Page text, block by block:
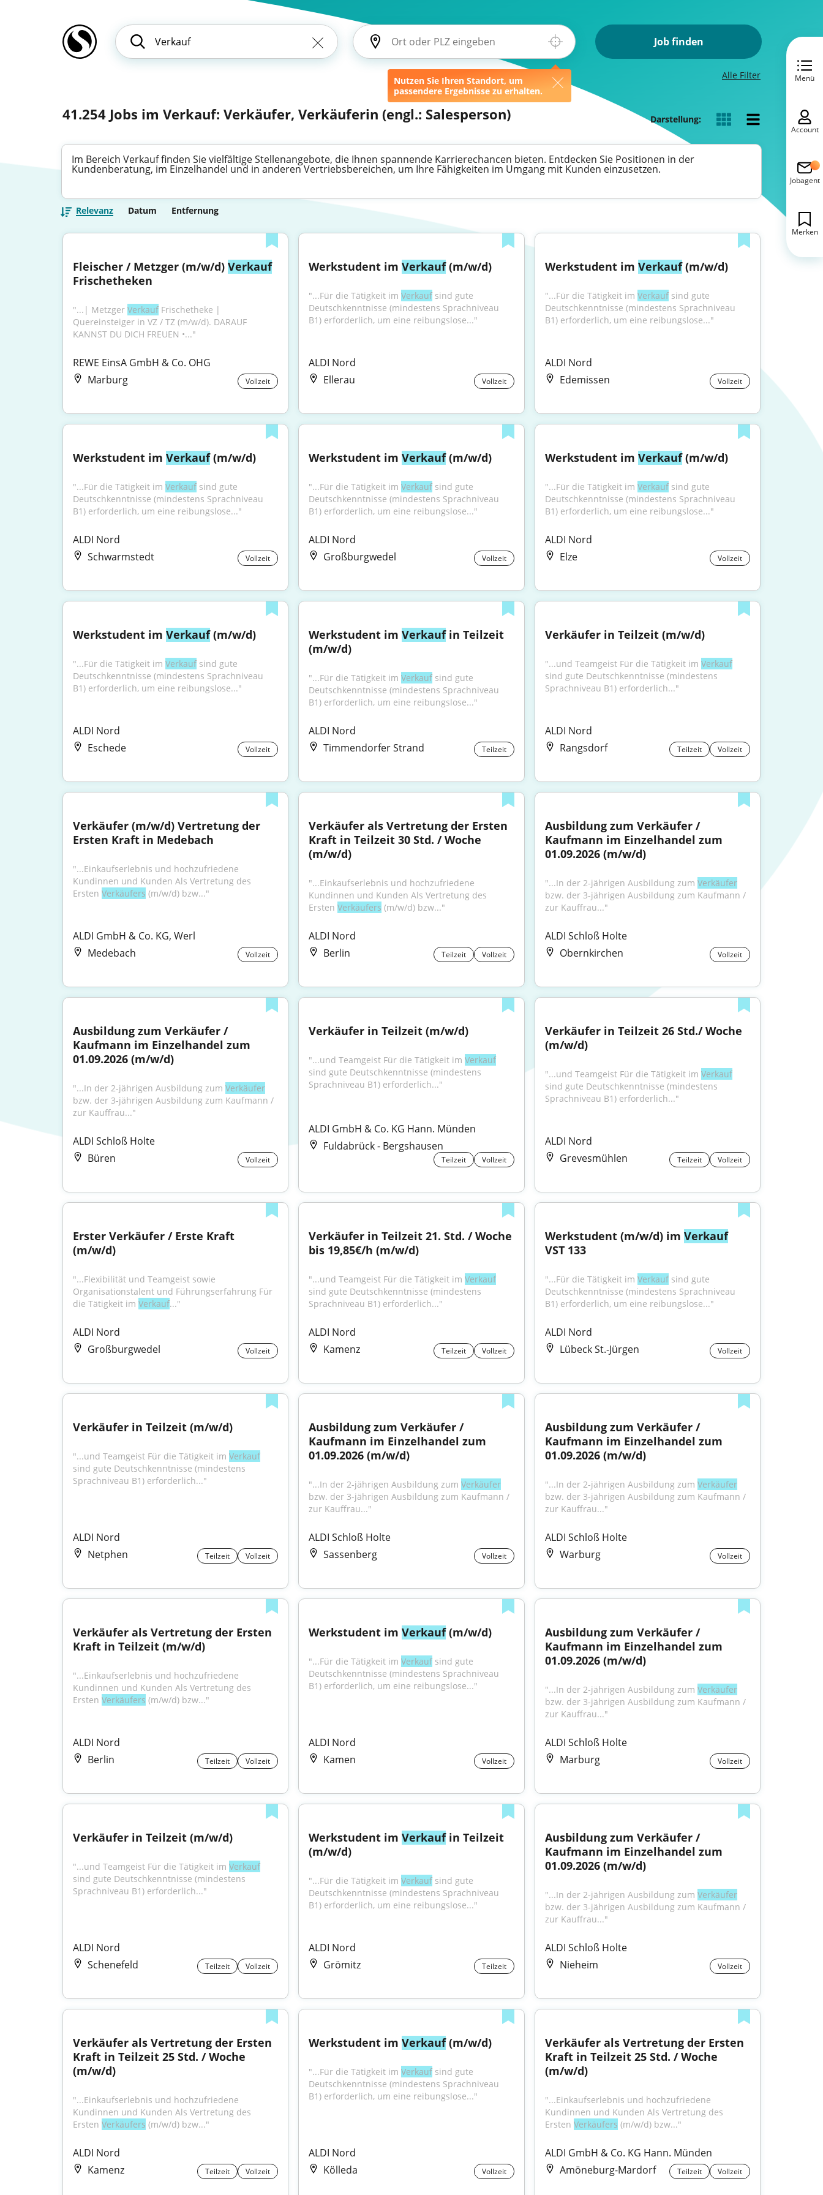
Nutzen Sie Ihren Standort, um
passendere Ergebnisse zu erhalten.
Job finden
Alle Filter
41.254 Jobs im Verkauf: Verkäufer, Verkäuferin (engl.: Salesperson) Darstellung:
Im Bereich Verkauf finden Sie vielfältige Stellenangebote, die Ihnen spannende Karrierechancen bieten. Entdecken Sie Positionen in der
Kundenberatung, im Einzelhandel und in anderen Vertriebsbereichen, um Ihre Fähigkeiten im Umgang mit Kunden einzusetzen.
Relevanz Datum Entfernung
Fleischer / Metzger (m/w/d) Verkauf
Frischetheken
"...| Metzger Verkauf Frischetheke |
Quereinsteiger in VZ / TZ (m/w/d). DARAUF
KANNST DU DICH FREUEN •..."
REWE EinsA GmbH & Co. OHG
Marburg
Vollzeit
Werkstudent im Verkauf (m/w/d)
"...Für die Tätigkeit im Verkauf sind gute
Deutschkenntnisse (mindestens Sprachniveau
B1) erforderlich, um eine reibungslose..."
ALDI Nord
Ellerau
Vollzeit
Werkstudent im Verkauf (m/w/d)
"...Für die Tätigkeit im Verkauf sind gute
Deutschkenntnisse (mindestens Sprachniveau
B1) erforderlich, um eine reibungslose..."
ALDI Nord
Edemissen
Vollzeit
Werkstudent im Verkauf (m/w/d)
"...Für die Tätigkeit im Verkauf sind gute
Deutschkenntnisse (mindestens Sprachniveau
B1) erforderlich, um eine reibungslose..."
ALDI Nord
Schwarmstedt
Vollzeit
Werkstudent im Verkauf (m/w/d)
"...Für die Tätigkeit im Verkauf sind gute
Deutschkenntnisse (mindestens Sprachniveau
B1) erforderlich, um eine reibungslose..."
ALDI Nord
Großburgwedel
Vollzeit
Werkstudent im Verkauf (m/w/d)
"...Für die Tätigkeit im Verkauf sind gute
Deutschkenntnisse (mindestens Sprachniveau
B1) erforderlich, um eine reibungslose..."
ALDI Nord
Elze
Vollzeit
Werkstudent im Verkauf (m/w/d)
"...Für die Tätigkeit im Verkauf sind gute
Deutschkenntnisse (mindestens Sprachniveau
B1) erforderlich, um eine reibungslose..."
ALDI Nord
Eschede
Vollzeit
Werkstudent im Verkauf in Teilzeit
(m/w/d)
"...Für die Tätigkeit im Verkauf sind gute
Deutschkenntnisse (mindestens Sprachniveau
B1) erforderlich, um eine reibungslose..."
ALDI Nord
Timmendorfer Strand
Teilzeit
Verkäufer in Teilzeit (m/w/d)
"...und Teamgeist Für die Tätigkeit im Verkauf
sind gute Deutschkenntnisse (mindestens
Sprachniveau B1) erforderlich..."
ALDI Nord
Rangsdorf
Teilzeit Vollzeit
Verkäufer (m/w/d) Vertretung der
Ersten Kraft in Medebach
"...Einkaufserlebnis und hochzufriedene
Kundinnen und Kunden Als Vertretung des
Ersten Verkäufers (m/w/d) bzw..."
ALDI GmbH & Co. KG, Werl
Medebach
Vollzeit
Verkäufer als Vertretung der Ersten
Kraft in Teilzeit 30 Std. / Woche
(m/w/d)
"...Einkaufserlebnis und hochzufriedene
Kundinnen und Kunden Als Vertretung des
Ersten Verkäufers (m/w/d) bzw..."
ALDI Nord
Berlin
Teilzeit Vollzeit
Ausbildung zum Verkäufer /
Kaufmann im Einzelhandel zum
01.09.2026 (m/w/d)
"...In der 2-jährigen Ausbildung zum Verkäufer
bzw. der 3-jährigen Ausbildung zum Kaufmann /
zur Kauffrau..."
ALDI Schloß Holte
Obernkirchen
Vollzeit
Ausbildung zum Verkäufer /
Kaufmann im Einzelhandel zum
01.09.2026 (m/w/d)
"...In der 2-jährigen Ausbildung zum Verkäufer
bzw. der 3-jährigen Ausbildung zum Kaufmann /
zur Kauffrau..."
ALDI Schloß Holte
Büren
Vollzeit
Verkäufer in Teilzeit (m/w/d)
"...und Teamgeist Für die Tätigkeit im Verkauf
sind gute Deutschkenntnisse (mindestens
Sprachniveau B1) erforderlich..."
ALDI GmbH & Co. KG Hann. Münden
Fuldabrück - Bergshausen
Teilzeit Vollzeit
Verkäufer in Teilzeit 26 Std./ Woche
(m/w/d)
"...und Teamgeist Für die Tätigkeit im Verkauf
sind gute Deutschkenntnisse (mindestens
Sprachniveau B1) erforderlich..."
ALDI Nord
Grevesmühlen
Teilzeit Vollzeit
Erster Verkäufer / Erste Kraft
(m/w/d)
"...Flexibilität und Teamgeist sowie
Organisationstalent und Führungserfahrung Für
die Tätigkeit im Verkauf..."
ALDI Nord
Großburgwedel
Vollzeit
Verkäufer in Teilzeit 21. Std. / Woche
bis 19,85€/h (m/w/d)
"...und Teamgeist Für die Tätigkeit im Verkauf
sind gute Deutschkenntnisse (mindestens
Sprachniveau B1) erforderlich..."
ALDI Nord
Kamenz
Teilzeit Vollzeit
Werkstudent (m/w/d) im Verkauf
VST 133
"...Für die Tätigkeit im Verkauf sind gute
Deutschkenntnisse (mindestens Sprachniveau
B1) erforderlich, um eine reibungslose..."
ALDI Nord
Lübeck St.-Jürgen
Vollzeit
Verkäufer in Teilzeit (m/w/d)
"...und Teamgeist Für die Tätigkeit im Verkauf
sind gute Deutschkenntnisse (mindestens
Sprachniveau B1) erforderlich..."
ALDI Nord
Netphen
Teilzeit Vollzeit
Ausbildung zum Verkäufer /
Kaufmann im Einzelhandel zum
01.09.2026 (m/w/d)
"...In der 2-jährigen Ausbildung zum Verkäufer
bzw. der 3-jährigen Ausbildung zum Kaufmann /
zur Kauffrau..."
ALDI Schloß Holte
Sassenberg
Vollzeit
Ausbildung zum Verkäufer /
Kaufmann im Einzelhandel zum
01.09.2026 (m/w/d)
"...In der 2-jährigen Ausbildung zum Verkäufer
bzw. der 3-jährigen Ausbildung zum Kaufmann /
zur Kauffrau..."
ALDI Schloß Holte
Warburg
Vollzeit
Verkäufer als Vertretung der Ersten
Kraft in Teilzeit (m/w/d)
"...Einkaufserlebnis und hochzufriedene
Kundinnen und Kunden Als Vertretung des
Ersten Verkäufers (m/w/d) bzw..."
ALDI Nord
Berlin
Teilzeit Vollzeit
Werkstudent im Verkauf (m/w/d)
"...Für die Tätigkeit im Verkauf sind gute
Deutschkenntnisse (mindestens Sprachniveau
B1) erforderlich, um eine reibungslose..."
ALDI Nord
Kamen
Vollzeit
Ausbildung zum Verkäufer /
Kaufmann im Einzelhandel zum
01.09.2026 (m/w/d)
"...In der 2-jährigen Ausbildung zum Verkäufer
bzw. der 3-jährigen Ausbildung zum Kaufmann /
zur Kauffrau..."
ALDI Schloß Holte
Marburg
Vollzeit
Verkäufer in Teilzeit (m/w/d)
"...und Teamgeist Für die Tätigkeit im Verkauf
sind gute Deutschkenntnisse (mindestens
Sprachniveau B1) erforderlich..."
ALDI Nord
Schenefeld
Teilzeit Vollzeit
Werkstudent im Verkauf in Teilzeit
(m/w/d)
"...Für die Tätigkeit im Verkauf sind gute
Deutschkenntnisse (mindestens Sprachniveau
B1) erforderlich, um eine reibungslose..."
ALDI Nord
Grömitz
Teilzeit
Ausbildung zum Verkäufer /
Kaufmann im Einzelhandel zum
01.09.2026 (m/w/d)
"...In der 2-jährigen Ausbildung zum Verkäufer
bzw. der 3-jährigen Ausbildung zum Kaufmann /
zur Kauffrau..."
ALDI Schloß Holte
Nieheim
Vollzeit
Verkäufer als Vertretung der Ersten
Kraft in Teilzeit 25 Std. / Woche
(m/w/d)
"...Einkaufserlebnis und hochzufriedene
Kundinnen und Kunden Als Vertretung des
Ersten Verkäufers (m/w/d) bzw..."
ALDI Nord
Kamenz
Teilzeit Vollzeit
Werkstudent im Verkauf (m/w/d)
"...Für die Tätigkeit im Verkauf sind gute
Deutschkenntnisse (mindestens Sprachniveau
B1) erforderlich, um eine reibungslose..."
ALDI Nord
Kölleda
Vollzeit
Verkäufer als Vertretung der Ersten
Kraft in Teilzeit 25 Std. / Woche
(m/w/d)
"...Einkaufserlebnis und hochzufriedene
Kundinnen und Kunden Als Vertretung des
Ersten Verkäufers (m/w/d) bzw..."
ALDI GmbH & Co. KG Hann. Münden
Amöneburg-Mardorf
Teilzeit Vollzeit
Menü
Account
Jobagent
Merken